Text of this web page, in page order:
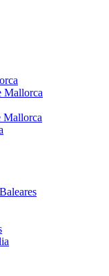
Mallorca
Mallorca